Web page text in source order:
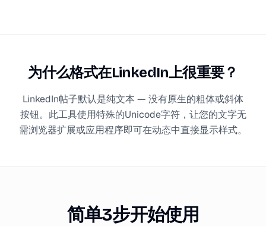
为什么格式在LinkedIn上很重要？
LinkedIn帖子默认是纯文本 — 没有原生的粗体或斜体
按钮。此工具使用特殊的Unicode字符，让您的文字无
需浏览器扩展或应用程序即可在动态中直接显示样式。
简单3步开始使用